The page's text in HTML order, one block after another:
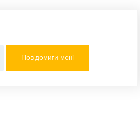
Повідомити мені